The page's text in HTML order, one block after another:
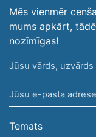
Mēs vienmēr
mums apkārt,
nozīmīgas!
Jūsu
vārds,
uzvārds
Jūsu
e-
pasta
Temats